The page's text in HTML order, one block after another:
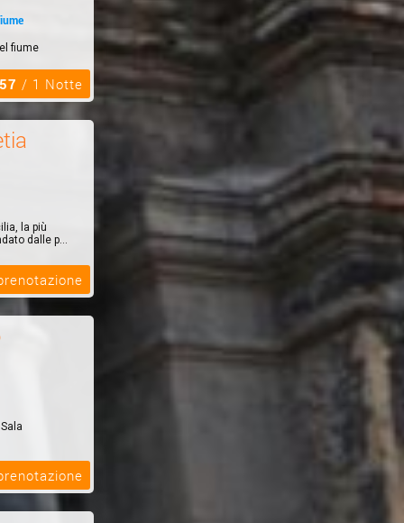
fiume
/ 1 Notte
la più
dalle p...
& Spa,
100 metri